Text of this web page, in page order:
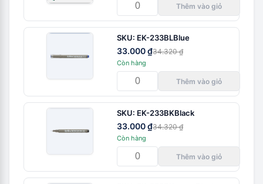
Thêm vào giỏ
SKU: EK-233BLBlue
33.000 ₫34.320 ₫
Còn hàng
Thêm vào giỏ
SKU: EK-233BKBlack
33.000 ₫34.320 ₫
Còn hàng
Thêm vào giỏ